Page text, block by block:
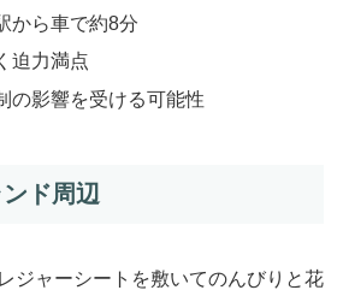
から車で約8分
迫力満点
の影響を受ける可能性
ド周辺
ジャーシートを敷いてのんびりと花